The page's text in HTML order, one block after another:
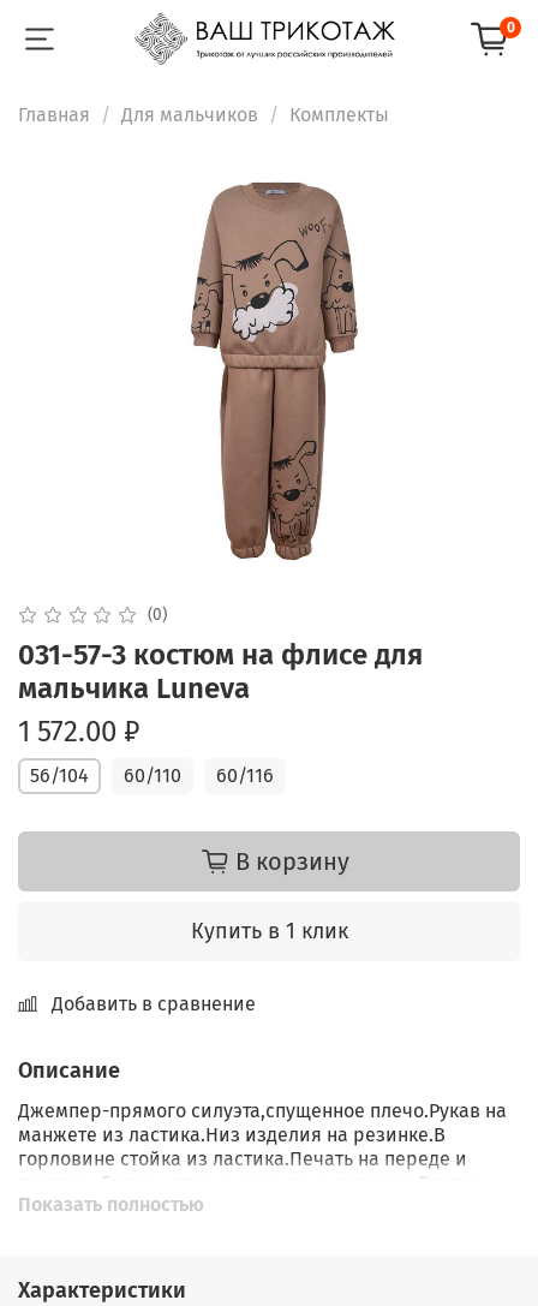
0
Главная Для мальчиков Комплекты
(0)
031-57-3 костюм на флисе для
мальчика Luneva
1 572.00 ₽
56/104 60/110 60/116
В корзину
Купить в 1 клик
Добавить в сравнение
Описание
Джемпер-прямого силуэта,спущенное плечо.Рукав на
манжете из ластика.Низ изделия на резинке.В
горловине стойка из ластика.Печать на переде и
рукавах. Брюки-длинные,внизу на резинке.Вверху
притачной пояс из ластика с резинкой.На передней
Показать полностью
Характеристики